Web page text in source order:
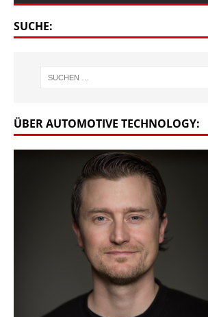
SUCHE:
ÜBER AUTOMOTIVE TECHNOLOGY: